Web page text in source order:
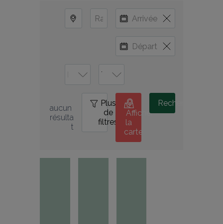
aucun
résulta
t
Plus
de
filtres
Afficher
la
carte
Rechercher